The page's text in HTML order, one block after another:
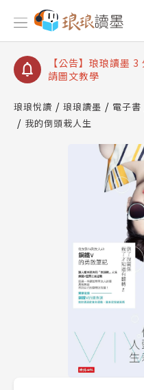
【公告】琅琅讀墨
【公告】琅琅讀墨
【公告】琅琅讀墨
請圖文教學
查詢
【公告】琅琅讀墨數
琅琅悅讀 琅琅讀墨 電子書
我的倒頭栽人生